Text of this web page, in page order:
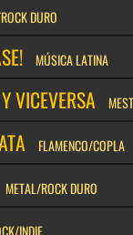
DURO
MÚSICA LATINA
VICEVERSA
FLAMENCO/COPLA
METAL/ROCK DURO
INDIE